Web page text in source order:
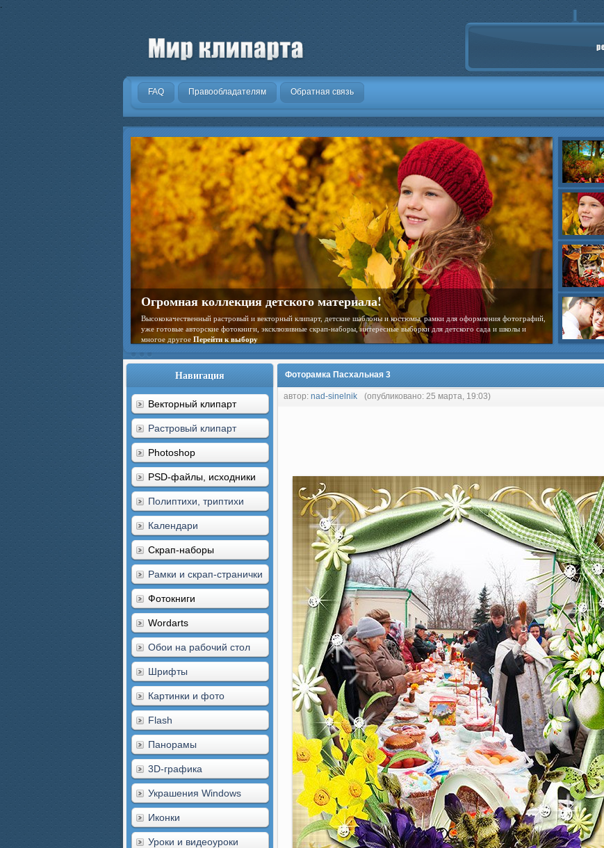
.
FAQ Правообладателям Обратная связь
Огромная коллекция детского материала!
Высококачественный растровый и векторный клипарт, детские шаблоны и костюмы, рамки для оформления фотографий,
уже готовые авторские фотокниги, эксклюзивные скрап-наборы, интересные выборки для детского сада и школы и
многое другое Перейти к выбору
Навигация
Векторный клипарт
Растровый клипарт
Photoshop
PSD-файлы, исходники
Полиптихи, триптихи
Календари
Скрап-наборы
Рамки и скрап-странички
Фотокниги
Wordarts
Обои на рабочий стол
Шрифты
Картинки и фото
Flash
Панорамы
3D-графика
Украшения Windows
Иконки
Уроки и видеоуроки
Фоторамка Пасхальная 3
автор: nad-sinelnik (опубликовано: 25 марта, 19:03)